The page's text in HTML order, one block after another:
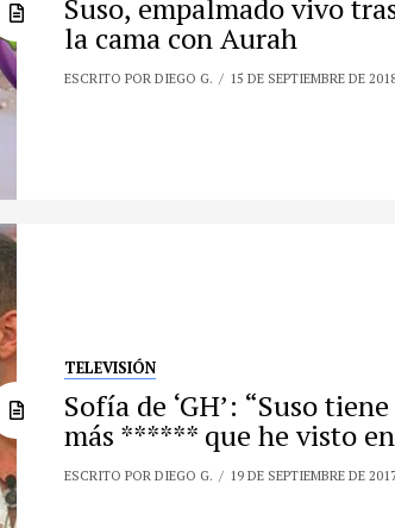
Suso, empalmado vivo
la cama con Aurah
ESCRITO POR DIEGO G. 15 DE SEPTIEMBRE DE
TELEVISIÓN
Sofía de ‘GH’: “Suso
más ****** que he visto
ESCRITO POR DIEGO G. 19 DE SEPTIEMBRE DE